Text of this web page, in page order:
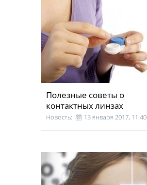
Полезные советы о
контактных линзах
Новость: 13 января 2017, 11:40